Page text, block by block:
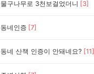
물구나무로 3천보걸었더니 [3]
동네인증 [7]
동네 산책 인증이 안돼네요? [11]